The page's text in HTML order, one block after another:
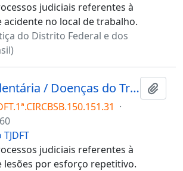
judiciais referentes à
acidente no local de trabalho.
do Distrito Federal e dos
151.31 - Acidentária / Doenças do Trabalho / LER-DORT
·
judiciais referentes à
lesões por esforço repetitivo.